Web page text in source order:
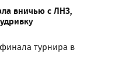
вничью с ЛНЗ,
турнира в